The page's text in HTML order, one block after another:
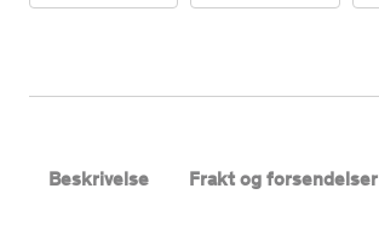
a
Beskrivelse Frakt og forsendelser